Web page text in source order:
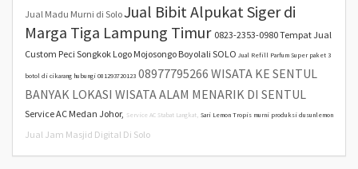
Jual Madu Murni di SoloJual Bibit Alpukat Siger di
Marga Tiga Lampung Timur 0823-2353-0980 Tempat Jual
Custom Peci Songkok Logo Mojosongo Boyolali SOLO Jual Refill Parfum Super paket 3
botol di cikarang hubungi 081293720123 08977795266 WISATA KE SENTUL
BANYAK LOKASI WISATA ALAM MENARIK DI SENTUL
Service AC Medan Johor, Service AC Stabat Langkat, Sari Lemon Tropis murni produksi dusunlemon
Jual Jam Masjid Digital Di Solo